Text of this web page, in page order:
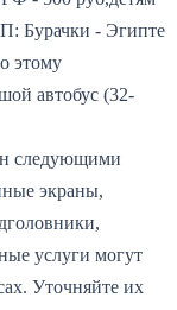
Бурачки - Эгипте
этому
автобус (32-
следующими
экраны,
услуги могут
Уточняйте их